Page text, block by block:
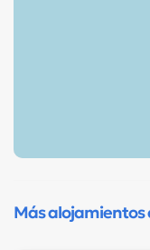
Más alojamientos